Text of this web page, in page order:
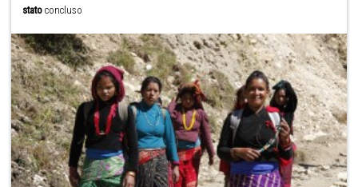
stato concluso